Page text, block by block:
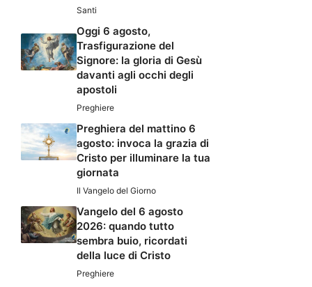
Santi
Oggi 6 agosto,
Trasfigurazione del
Signore: la gloria di Gesù
davanti agli occhi degli
apostoli
Preghiere
Preghiera del mattino 6
agosto: invoca la grazia di
Cristo per illuminare la tua
giornata
Il Vangelo del Giorno
Vangelo del 6 agosto
2026: quando tutto
sembra buio, ricordati
della luce di Cristo
Preghiere